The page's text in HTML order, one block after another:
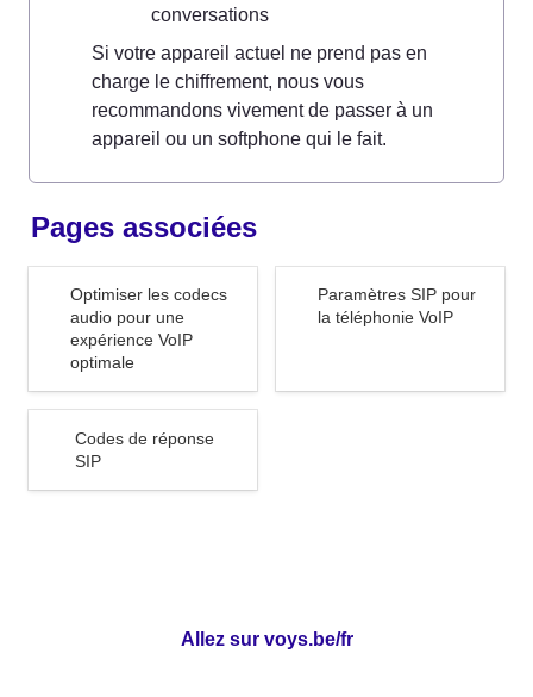
conversations
Si votre appareil actuel ne prend pas en
charge le chiffrement, nous vous
recommandons vivement de passer à un
appareil ou un softphone qui le fait.
Pages associées
pour une expérience VoIP
optimale
Optimiser les codecs
audio pour une
expérience VoIP
optimale
téléphonie VoIP
Paramètres SIP pour
la téléphonie VoIP
Codes de réponse
SIP
Allez sur voys.be/fr